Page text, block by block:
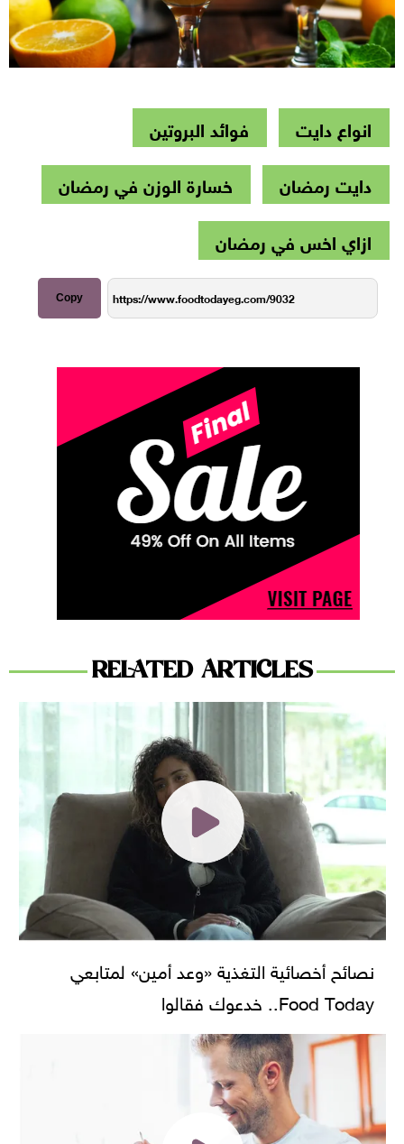
انواع دايت
فوائد البروتين
دايت رمضان
خسارة الوزن في رمضان
ازاي اخس في رمضان
Copy
RELATED ARTICLES
نصائح أخصائية التغذية «وعد أمين» لمتابعي
Food Today.. خدعوك فقالوا